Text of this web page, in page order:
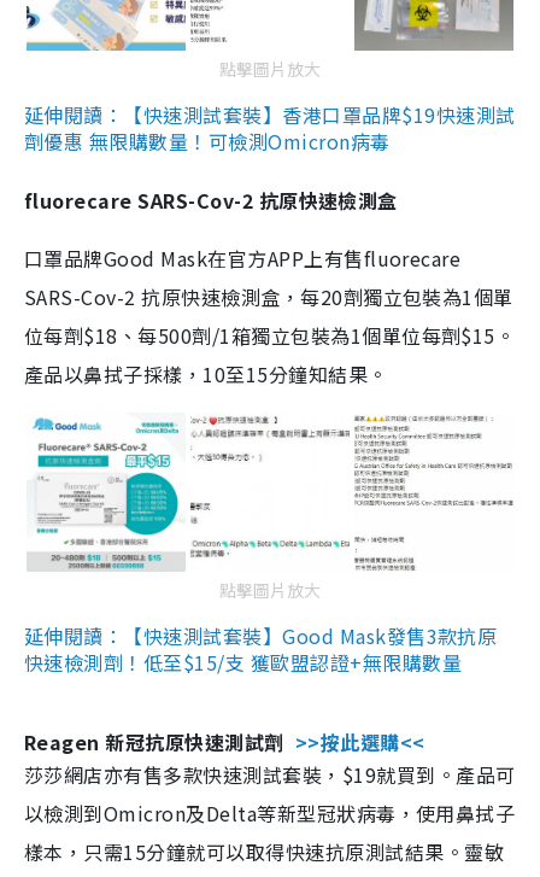
點擊圖片放大
延伸閱讀：【快速測試套裝】香港口罩品牌$19快速測試
劑優惠 無限購數量！可檢測Omicron病毒
fluorecare SARS-Cov-2 抗原快速檢測盒
口罩品牌Good Mask在官方APP上有售fluorecare
SARS-Cov-2 抗原快速檢測盒，每20劑獨立包裝為1個單
位每劑$18、每500劑/1箱獨立包裝為1個單位每劑$15。
產品以鼻拭子採樣，10至15分鐘知結果。
點擊圖片放大
延伸閱讀：【快速測試套裝】Good Mask發售3款抗原
快速檢測劑！低至$15/支 獲歐盟認證+無限購數量
Reagen 新冠抗原快速測試劑 >>按此選購<<
莎莎網店亦有售多款快速測試套裝，$19就買到。產品可
以檢測到Omicron及Delta等新型冠狀病毒，使用鼻拭子
樣本，只需15分鐘就可以取得快速抗原測試結果。靈敏